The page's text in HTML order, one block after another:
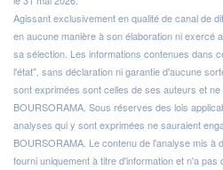
Agissant exclusivement en qualité de canal de
en aucune manière à son élaboration ni exercé
sa sélection. Les informations contenues dans
l'état", sans déclaration ni garantie d'aucune
sont exprimées sont celles de ses auteurs et
BOURSORAMA. Sous réserves des lois
analyses qui y sont exprimées ne sauraient
BOURSORAMA. Le contenu de l'analyse mis à
fourni uniquement à titre d'information et n'a